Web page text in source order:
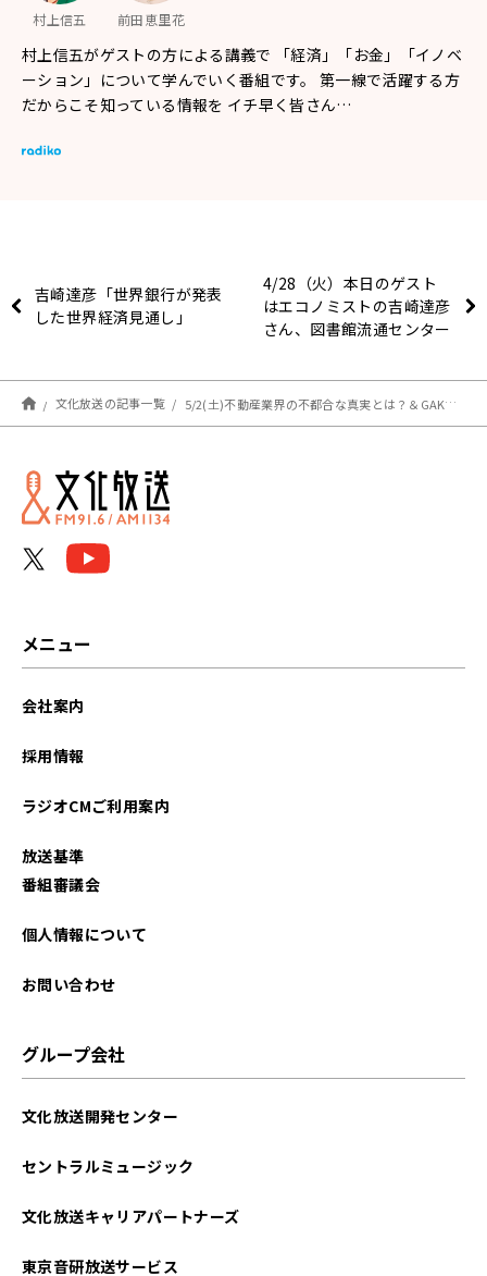
村上信五 前田恵里花
村上信五がゲストの方による講義で 「経済」「お金」「イノベ
ーション」について学んでいく番組です。 第一線で活躍する方
だからこそ知っている情報を イチ早く皆さん…
吉崎達彦「世界銀行が発表
した世界経済見通し」
4/28（火）本日のゲスト
はエコノミストの吉崎達彦
さん、図書館流通センター
文化放送の記事一覧 5/2(土)不動産業界の不都合な真実とは？＆GAKU-MCさん登場！『村上信五くんと経済クン』
メニュー
会社案内
採用情報
ラジオCMご利用案内
放送基準
番組審議会
個人情報について
お問い合わせ
グループ会社
文化放送開発センター
セントラルミュージック
文化放送キャリアパートナーズ
東京音研放送サービス